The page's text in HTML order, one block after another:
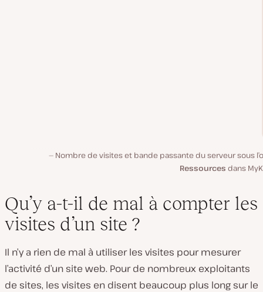
Nombre de visites et bande passante du serveur sous
Ressources dans
Qu’y a-t-il de mal à compter les
visites d’un site ?
Il n’y a rien de mal à utiliser les visites pour mesurer
l’activité d’un site web. Pour de nombreux exploitants
de sites, les visites en disent beaucoup plus long sur le